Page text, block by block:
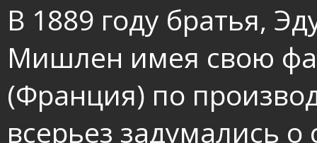
В 1889 году братья,
Мишлен имея свою
(Франция) по
всерьез задумались